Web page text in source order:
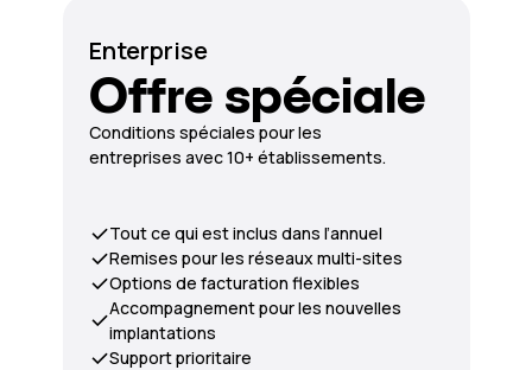
Enterprise
Offre spéciale
Conditions spéciales pour les
entreprises avec 10+ établissements.
Tout ce qui est inclus dans l’annuel
Remises pour les réseaux multi-sites
Options de facturation flexibles
Accompagnement pour les nouvelles
implantations
Support prioritaire